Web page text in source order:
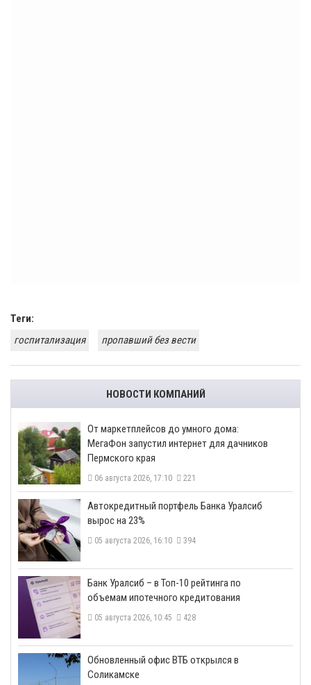
Теги:
госпитализация
пропавший без вести
НОВОСТИ КОМПАНИЙ
От маркетплейсов до умного дома:
МегаФон запустил интернет для дачников
Пермского края
06 августа 2026, 17:10 221
​Автокредитный портфель Банка Уралсиб
вырос на 23%
05 августа 2026, 16:10 394
​Банк Уралсиб – в Топ-10 рейтинга по
объемам ипотечного кредитования
05 августа 2026, 10:45 428
​Обновленный офис ВТБ открылся в
Соликамске